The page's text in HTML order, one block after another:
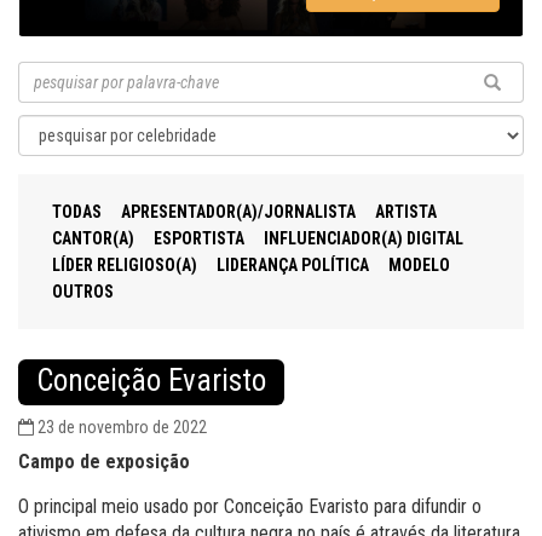
TODAS APRESENTADOR(A)/JORNALISTA
ARTISTA
CANTOR(A)
ESPORTISTA
INFLUENCIADOR(A) DIGITAL
LÍDER RELIGIOSO(A)
LIDERANÇA POLÍTICA
MODELO
OUTROS
Conceição Evaristo
23 de novembro de 2022
Campo de exposição
O principal meio usado por Conceição Evaristo para difundir o